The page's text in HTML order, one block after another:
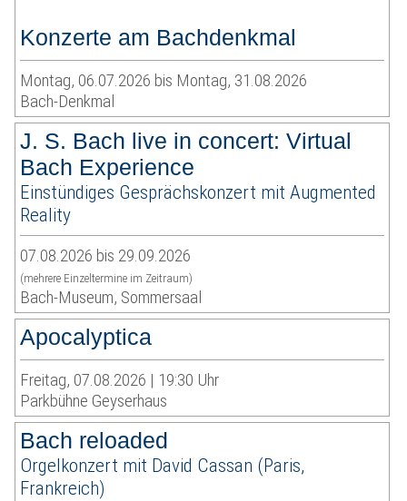
Konzerte am Bachdenkmal
Montag, 06.07.2026 bis Montag, 31.08.2026
Bach-Denkmal
J. S. Bach live in concert: Virtual
Bach Experience
Einstündiges Gesprächskonzert mit Augmented
Reality
07.08.2026 bis 29.09.2026
(mehrere Einzeltermine im Zeitraum)
Bach-Museum, Sommersaal
Apocalyptica
Freitag, 07.08.2026 | 19:30 Uhr
Parkbühne Geyserhaus
Bach reloaded
Orgelkonzert mit David Cassan (Paris,
Frankreich)